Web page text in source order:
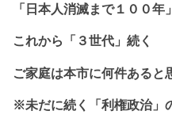
「日本人消滅まで１ ００年
これから 「３世代」続く
ご家庭は本市に何件あると
※未だに続く「利権政治」